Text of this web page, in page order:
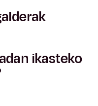
ikasteko